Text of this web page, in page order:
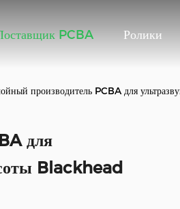
PCBA Ролики
производитель PCBA для
для
Blackhead